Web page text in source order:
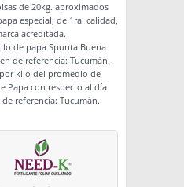
de 20kg. aproximados
especial, de 1ra. calidad,
acreditada.
de papa Spunta Buena
de referencia: Tucumán.
kilo del promedio de
Papa con respecto al día
referencia: Tucumán.